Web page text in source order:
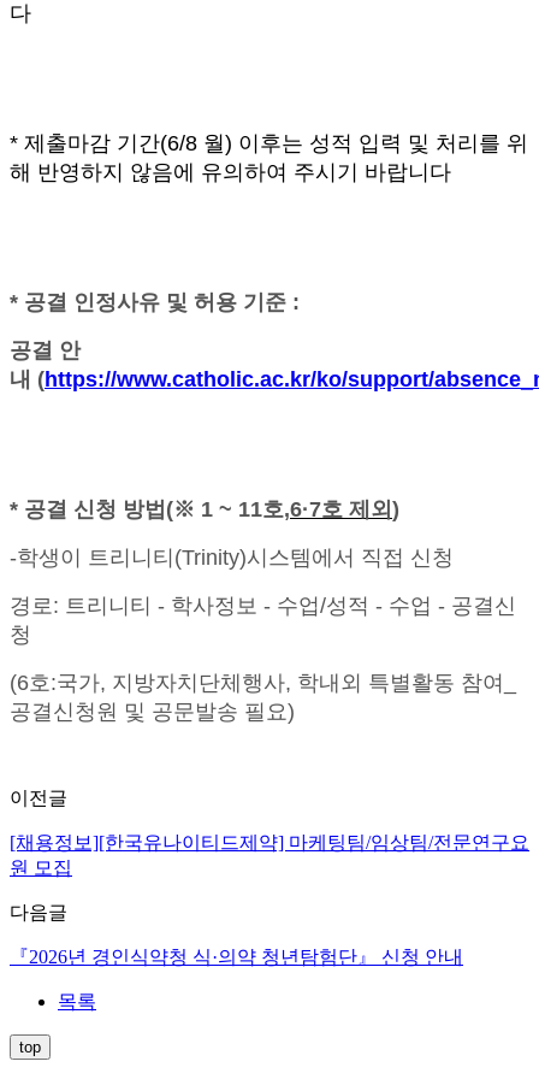
다
* 제출마감 기간(6/8 월) 이후는 성적 입력 및 처리를 위
해 반영하지 않음에 유의하여 주시기 바랍니다
* 공결 인정사유 및 허용 기준 :
공결 안
내 (https://www.catholic.ac.kr/ko/support/
* 공결 신청 방법(※ 1 ~ 11호,6·7호 제외 )
-학생이 트리니티(Trinity)시스템에서 직접 신청
경로: 트리니티 - 학사정보 - 수업/성적 - 수업 - 공결신
청
(6호:국가, 지방자치단체행사, 학내외 특별활동 참여_
공결신청원 및 공문발송 필요)
이전글
[채용정보][한국유나이티드제약] 마케팅팀/임상팀/전문연구요
원 모집
다음글
『2026년 경인식약청 식·의약 청년탐험단』 신청 안내
목록
top